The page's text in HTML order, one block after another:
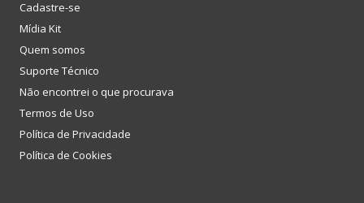
Cadastre-se
Mídia Kit
Quem somos
Suporte Técnico
Não encontrei o que procurava
Termos de Uso
Política de Privacidade
Política de Cookies